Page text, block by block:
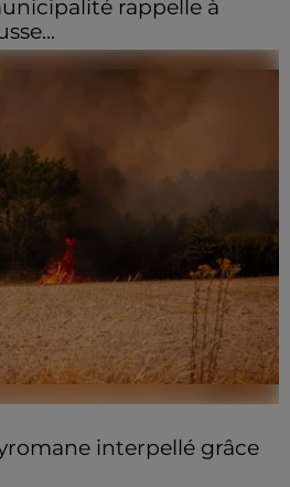
rappelle à
interpellé grâce